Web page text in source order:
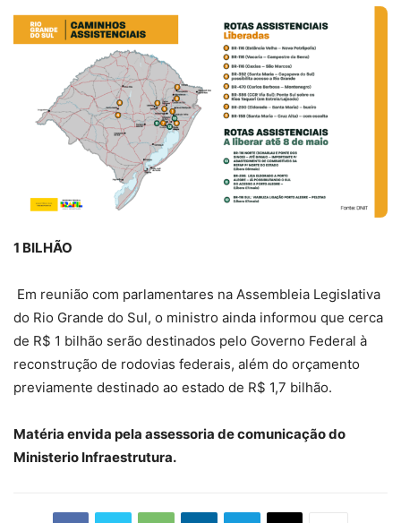
1 BILHÃO
Em reunião com parlamentares na Assembleia Legislativa
do Rio Grande do Sul, o ministro ainda informou que cerca
de R$ 1 bilhão serão destinados pelo Governo Federal à
reconstrução de rodovias federais, além do orçamento
previamente destinado ao estado de R$ 1,7 bilhão.
Matéria envida pela assessoria de comunicação do
Ministerio Infraestrutura.